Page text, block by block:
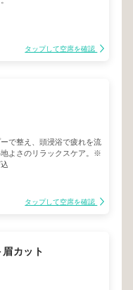
タップして空席を確認
で整え、頭浸浴で疲れを流
よさのリラックスケア。※
タップして空席を確認
カット